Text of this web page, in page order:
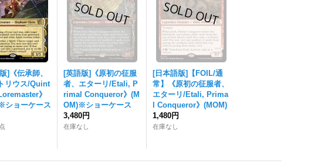
]《伝承師、
リウス/Quint
》
ショーケース
[英語版]《原初の征服
者、エターリ/Etali, P
rimal Conqueror》(M
OM)※ショーケース
3,480円
在庫なし
[日本語版]【FOIL/通
常】《原初の征服者、
エターリ/Etali, Prima
l Conqueror》(MOM)
1,480円
在庫なし